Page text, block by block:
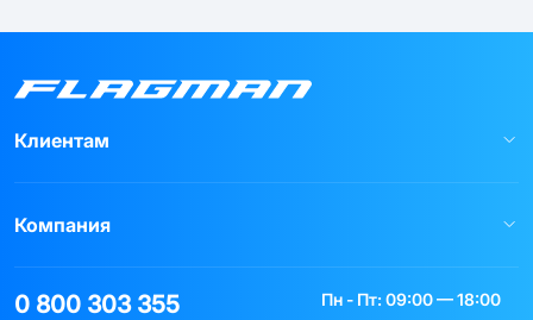
Клиентам
Компания
0 800 303 355
Пн - Пт: 09:00 — 18:00